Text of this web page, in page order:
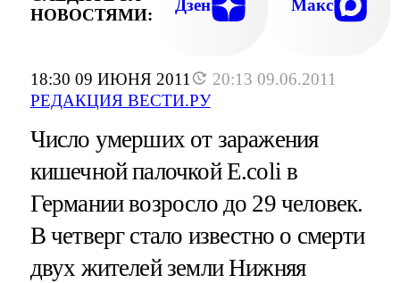
18:30 09 ИЮНЯ 2011
20:13 09.06.2011
РЕДАКЦИЯ ВЕСТИ.РУ
НОВОСТЯМИ:
Дзен Макс
Число умерших от заражения
кишечной палочкой E.coli в
Германии возросло до 29 человек.
В четверг стало известно о смерти
двух жителей земли Нижняя